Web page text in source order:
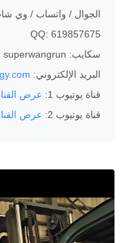
الجوال / واتساب / وي شات: +86
QQ: 619857675
سكايب: superwangrun
البريد الإلكتروني:
قناة يوتيوب 1:
عرض القناة
قناة يوتيوب 2:
عرض القناة